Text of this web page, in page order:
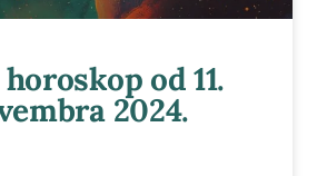
od 11.
2024.